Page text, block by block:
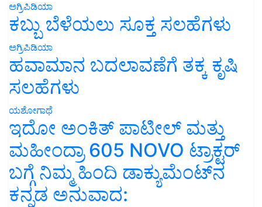
ಅಗ್ರಿಪಿಡಿಯಾ
ಕಬ್ಬು ಬೆಳೆಯಲು ಸೂಕ್ತ ಸಲಹೆಗಳು
ಅಗ್ರಿಪಿಡಿಯಾ
ಹವಾಮಾನ ಬದಲಾವಣೆಗೆ ತಕ್ಕ ಕೃಷಿ
ಸಲಹೆಗಳು
ಯಶೋಗಾಥೆ
ಇದೋ ಅಂಕಿತ್ ಪಾಟೀಲ್ ಮತ್ತು
ಮಹೀಂದ್ರಾ 605 NOVO ಟ್ರಾಕ್ಟರ್
ಬಗ್ಗೆ ನಿಮ್ಮ ಹಿಂದಿ ಡಾಕ್ಯುಮೆಂಟ್‌ನ
ಕನ್ನಡ ಅನುವಾದ: